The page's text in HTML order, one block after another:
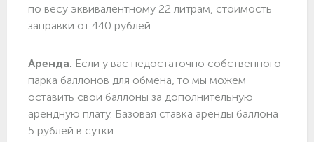
по весу эквивалентному 22 литрам, стоимость
заправки от 440 рублей.
Аренда. Если у вас недостаточно собственного
парка баллонов для обмена, то мы можем
оставить свои баллоны за дополнительную
арендную плату. Базовая ставка аренды баллона
5 рублей в сутки.